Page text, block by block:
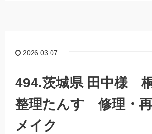
2026.03.07
494.茨城県 田中様
整理たんす 修理・再
メイク